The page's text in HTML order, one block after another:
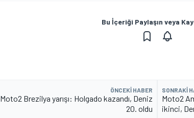
Bu İçeriği Paylaşın veya
ÖNCEKI HABER
Moto2 Brezilya yarışı: Holgado kazandı, Deniz
20. oldu
SONRAKI
Moto2
ikinci,